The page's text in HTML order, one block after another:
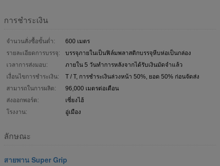
การชำระเงิน
จำนวนสั่งซื้อขั้นต่ำ:
600 เมตร
รายละเอียดการบรรจุ:
บรรจุภายในเป็นฟิล์มพลาสติกบรรจุหีบห่อเป็นกล่อง
เวลาการส่งมอบ:
ภายใน 5 วันทำการหลังจากได้รับเงินมัดจำแล้ว
เงื่อนไขการชำระเงิน:
T / T, การชำระเงินล่วงหน้า 50%, ยอด 50% ก่อนจัดส่ง
สามารถในการผลิต:
96,000 เมตรต่อเดือน
ส่งออกพอร์ต:
เซี่ยงไฮ้
โรงงาน:
อู่เมือง
ลักษณะ
สายพาน Super Grip